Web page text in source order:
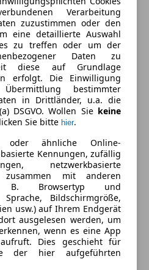
Verarbeitung
zuzustimmen oder den
eine detaillierte Auswahl
zu treffen oder um der
Daten zu
diese auf Grundlage
erfolgt. Die Einwilligung
bestimmter
in Drittländer, u.a. die
DSGVO. Wollen Sie keine
Sie bitte hier.
oder ähnliche Online-
Kennungen, zufällig
netzwerkbasierte
zusammen mit anderen
B. Browsertyp und
Sprache, Bildschirmgröße,
usw.) auf Ihrem Endgerät
ausgelesen werden, um
wenn es eine App
Dies geschieht für
der hier aufgeführten